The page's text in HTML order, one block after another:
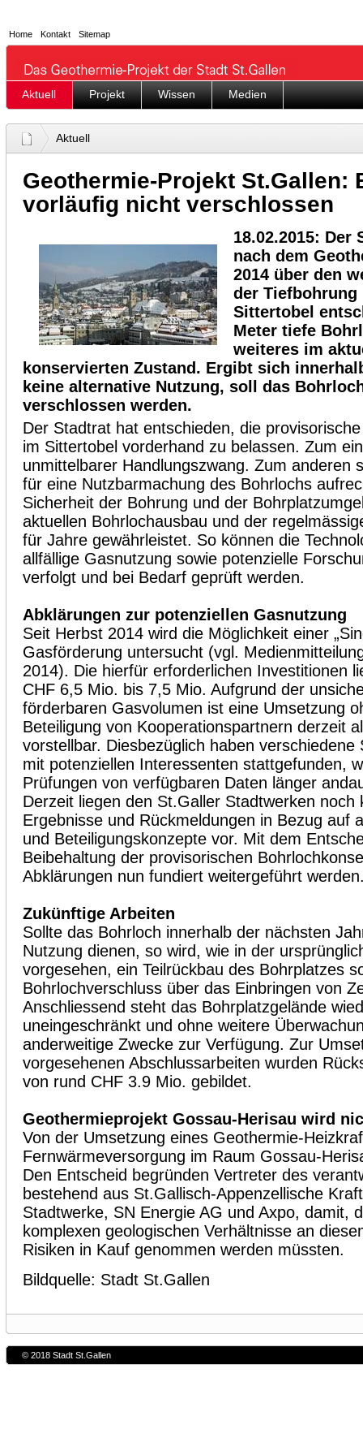
Home Kontakt Sitemap
Aktuell Projekt Wissen Medien
Aktuell
Geothermie-Projekt St.Gallen:
vorläufig nicht verschlossen
18.02.2015: Der
nach dem
2014 über den
der Tiefbohrung
Sittertobel
Meter tiefe
weiteres im
konservierten Zustand. Ergibt sich
keine alternative Nutzung, soll das
verschlossen werden.
Der Stadtrat hat entschieden, die
im Sittertobel vorderhand zu belassen. Zum
unmittelbarer Handlungszwang. Zum anderen
für eine Nutzbarmachung des Bohrlochs
Sicherheit der Bohrung und der
aktuellen Bohrlochausbau und der
für Jahre gewährleistet. So können die
allfällige Gasnutzung sowie potenzielle
verfolgt und bei Bedarf geprüft werden.
Abklärungen zur potenziellen Gasnutzung
Seit Herbst 2014 wird die Möglichkeit einer
Gasförderung untersucht (vgl.
2014). Die hierfür erforderlichen Investitionen
CHF 6,5 Mio. bis 7,5 Mio. Aufgrund der
förderbaren Gasvolumen ist eine Umsetzung
Beteiligung von Kooperationspartnern derzeit
vorstellbar. Diesbezüglich haben verschiedene
mit potenziellen Interessenten stattgefunden,
Prüfungen von verfügbaren Daten länger
Derzeit liegen den St.Galler Stadtwerken noch
Ergebnisse und Rückmeldungen in Bezug auf
und Beteiligungskonzepte vor. Mit dem
Beibehaltung der provisorischen
Abklärungen nun fundiert weitergeführt
Zukünftige Arbeiten
Sollte das Bohrloch innerhalb der nächsten
Nutzung dienen, so wird, wie in der
vorgesehen, ein Teilrückbau des Bohrplatzes
Bohrlochverschluss über das Einbringen von
Anschliessend steht das Bohrplatzgelände
uneingeschränkt und ohne weitere
anderweitige Zwecke zur Verfügung. Zur
vorgesehenen Abschlussarbeiten wurden
von rund CHF 3.9 Mio. gebildet.
Geothermieprojekt Gossau-Herisau wird
Von der Umsetzung eines Geothermie-
Fernwärmeversorgung im Raum Gossau-
Den Entscheid begründen Vertreter des
bestehend aus St.Gallisch-Appenzellische
Stadtwerke, SN Energie AG und Axpo, damit,
komplexen geologischen Verhältnisse an
Risiken in Kauf genommen werden müssten.
Bildquelle: Stadt St.Gallen
© 2018 Stadt St.Gallen